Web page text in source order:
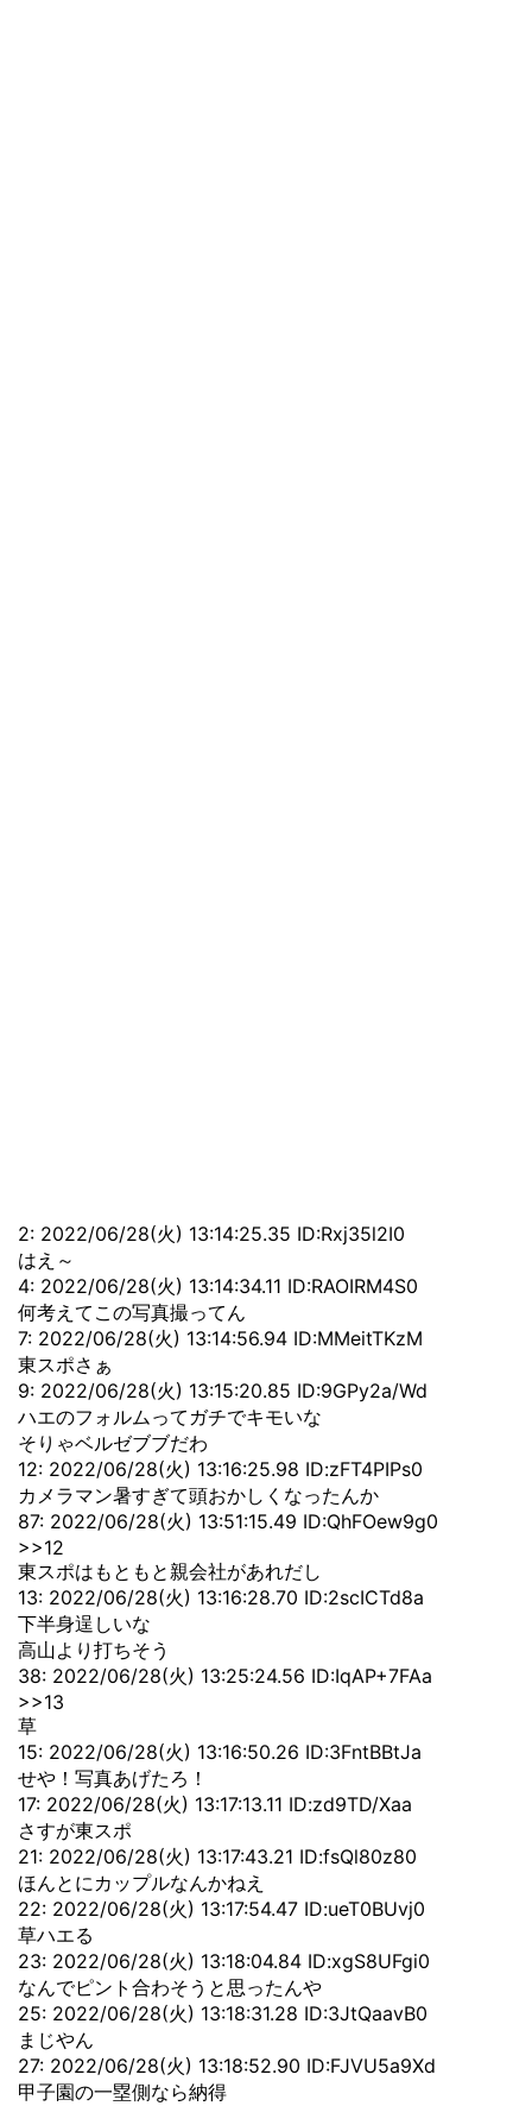
2: 2022/06/28(火) 13:14:25.35 ID:Rxj35l2I0
はえ～
4: 2022/06/28(火) 13:14:34.11 ID:RAOIRM4S0
何考えてこの写真撮ってん
7: 2022/06/28(火) 13:14:56.94 ID:MMeitTKzM
東スポさぁ
9: 2022/06/28(火) 13:15:20.85 ID:9GPy2a/Wd
ハエのフォルムってガチでキモいな
そりゃベルゼブブだわ
12: 2022/06/28(火) 13:16:25.98 ID:zFT4PIPs0
カメラマン暑すぎて頭おかしくなったんか
87: 2022/06/28(火) 13:51:15.49 ID:QhFOew9g0
>>12
東スポはもともと親会社があれだし
13: 2022/06/28(火) 13:16:28.70 ID:2scICTd8a
下半身逞しいな
高山より打ちそう
38: 2022/06/28(火) 13:25:24.56 ID:IqAP+7FAa
>>13
草
15: 2022/06/28(火) 13:16:50.26 ID:3FntBBtJa
せや！写真あげたろ！
17: 2022/06/28(火) 13:17:13.11 ID:zd9TD/Xaa
さすが東スポ
21: 2022/06/28(火) 13:17:43.21 ID:fsQl80z80
ほんとにカップルなんかねえ
22: 2022/06/28(火) 13:17:54.47 ID:ueT0BUvj0
草ハエる
23: 2022/06/28(火) 13:18:04.84 ID:xgS8UFgi0
なんでピント合わそうと思ったんや
25: 2022/06/28(火) 13:18:31.28 ID:3JtQaavB0
まじやん
27: 2022/06/28(火) 13:18:52.90 ID:FJVU5a9Xd
甲子園の一塁側なら納得